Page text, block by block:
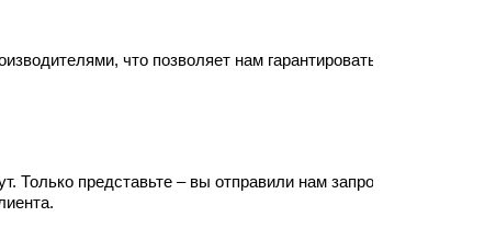
что позволяет нам гарантировать
Только представьте – вы отправили нам запрос, а